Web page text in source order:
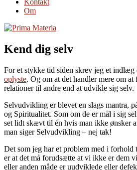
Kontakt
Om
Kend dig selv
For et stykke tid siden skrev jeg et indlæg
oplyste. Og om at det handler mere om
relationer til andre end at udvikle sig selv.
Selvudvikling er blevet en slags mantra,
og Spiritualitet. Som om de er mål i sig
set lidt skævt til én hvis man ikke ønsker
man siger Selvudvikling – nej tak!
Det som jeg har et problem med i
er at det må forudsætte at vi ikke er dem
eller anden måde er uudviklede eller